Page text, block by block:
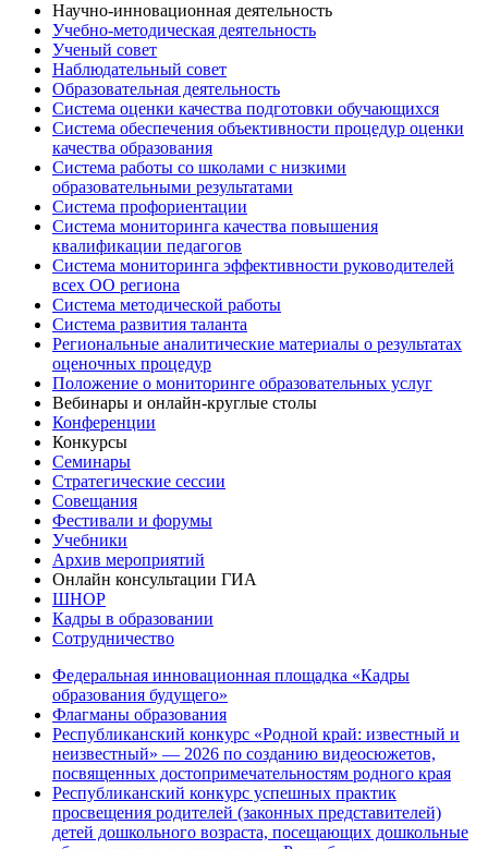
Научно-инновационная деятельность
Учебно-методическая деятельность
Ученый совет
Наблюдательный совет
Образовательная деятельность
Система оценки качества подготовки обучающихся
Система обеспечения объективности процедур оценки
качества образования
Система работы со школами с низкими
образовательными результатами
Система профориентации
Система мониторинга качества повышения
квалификации педагогов
Система мониторинга эффективности руководителей
всех ОО региона
Система методической работы
Система развития таланта
Региональные аналитические материалы о результатах
оценочных процедур
Положение о мониторинге образовательных услуг
Вебинары и онлайн-круглые столы
Конференции
Конкурсы
Семинары
Стратегические сессии
Совещания
Фестивали и форумы
Учебники
Архив мероприятий
Онлайн консультации ГИА
ШНОР
Кадры в образовании
Сотрудничество
Федеральная инновационная площадка «Кадры
образования будущего»
Флагманы образования
Республиканский конкурс «Родной край: известный и
неизвестный» — 2026 по созданию видеосюжетов,
посвященных достопримечательностям родного края
Республиканский конкурс успешных практик
просвещения родителей (законных представителей)
детей дошкольного возраста, посещающих дошкольные